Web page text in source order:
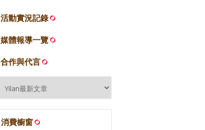
活動實況記錄
媒體報導一覽
合作與代言
消費櫥窗